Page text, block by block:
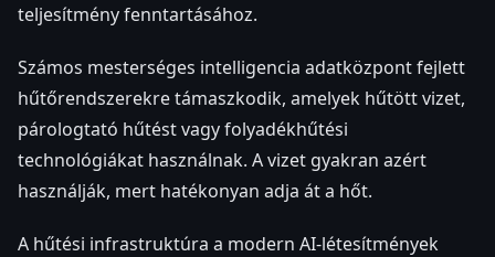
teljesítmény fenntartásához.
Számos mesterséges intelligencia adatközpont fejlett
hűtőrendszerekre támaszkodik, amelyek hűtött vizet,
párologtató hűtést vagy folyadékhűtési
technológiákat használnak. A vizet gyakran azért
használják, mert hatékonyan adja át a hőt.
A hűtési infrastruktúra a modern AI-létesítmények